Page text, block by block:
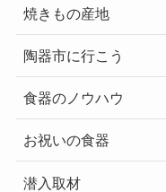
焼きもの産地
陶器市に行こう
食器のノウハウ
お祝いの食器
潜入取材